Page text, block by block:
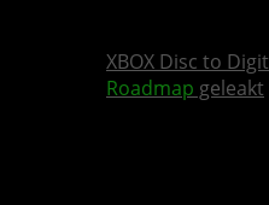
XBOX Disc to
Roadmap geleakt